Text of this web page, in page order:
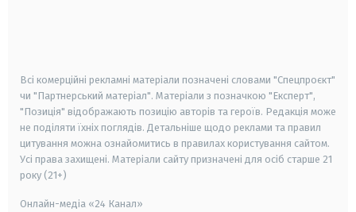
Всі комерційні рекламні матеріали позначені словами "Спецпроєкт"
чи "Партнерський матеріал". Матеріали з позначкою "Експерт",
"Позиція" відображають позицію авторів та героїв. Редакція може
не поділяти їхніх поглядів. Детальніше щодо реклами та правил
цитування можна ознайомитись в правилах користування сайтом.
Усі права захищені. Матеріали сайту призначені для осіб старше 21
року (21+)
Онлайн-медіа «24 Канал»